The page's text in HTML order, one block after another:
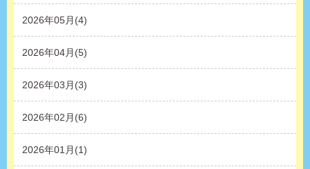
2026年05月(4)
2026年04月(5)
2026年03月(3)
2026年02月(6)
2026年01月(1)